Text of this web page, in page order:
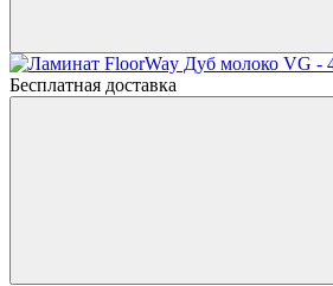
Бесплатная доставка